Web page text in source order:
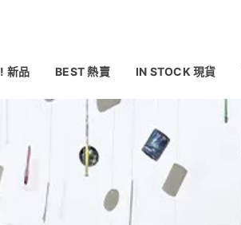
新品 BEST 熱賣 IN STOCK 現貨